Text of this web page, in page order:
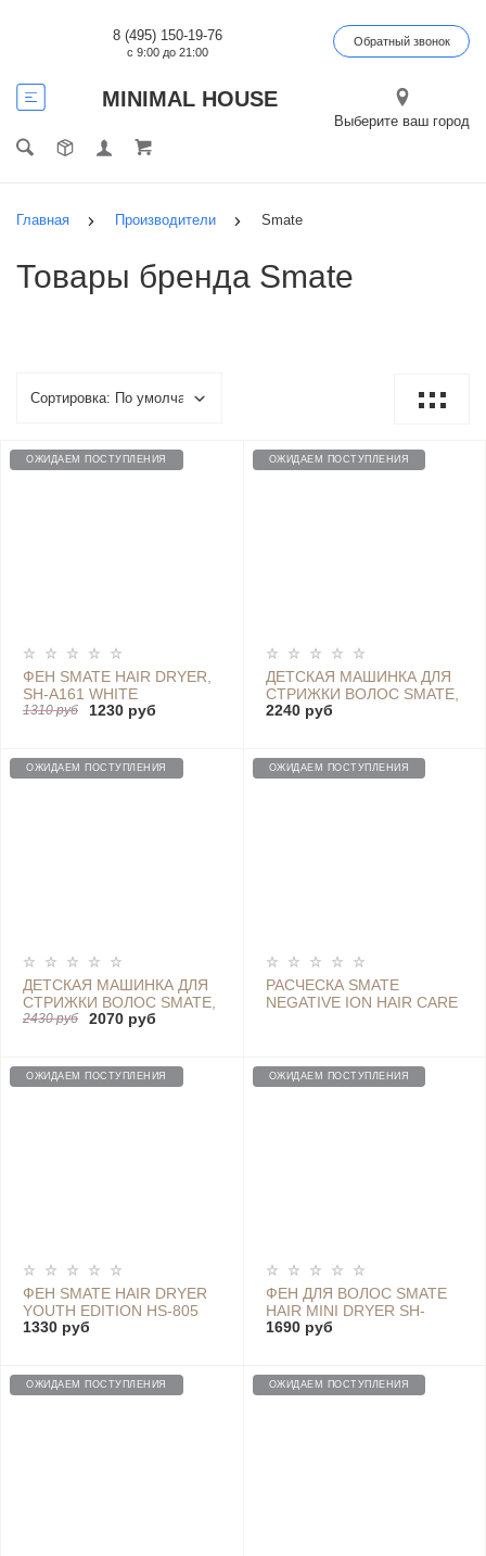
MINIMAL HOUSE
8 (495) 150-19-76
с 9:00 до 21:00
Обратный звонок
Выберите ваш город
Главная Производители Smate
Товары бренда Smate
ОЖИДАЕМ ПОСТУПЛЕНИЯ
ФЕН SMATE HAIR DRYER,
SH-A161 WHITE
1310 руб 1230 руб
ОЖИДАЕМ ПОСТУПЛЕНИЯ
ДЕТСКАЯ МАШИНКА ДЛЯ
СТРИЖКИ ВОЛОС SMATE,
WHITE - SH-EC32
2240 руб
ОЖИДАЕМ ПОСТУПЛЕНИЯ
ДЕТСКАЯ МАШИНКА ДЛЯ
СТРИЖКИ ВОЛОС SMATE,
WHITE BLUE - SH-EC31
2430 руб 2070 руб
ОЖИДАЕМ ПОСТУПЛЕНИЯ
РАСЧЕСКА SMATE
NEGATIVE ION HAIR CARE
ОЖИДАЕМ ПОСТУПЛЕНИЯ
ФЕН SMATE HAIR DRYER
YOUTH EDITION HS-805
(БЕЛЫЙ)
1330 руб
ОЖИДАЕМ ПОСТУПЛЕНИЯ
ФЕН ДЛЯ ВОЛОС SMATE
HAIR MINI DRYER SH-
A121, WHITE
1690 руб
ОЖИДАЕМ ПОСТУПЛЕНИЯ ОЖИДАЕМ ПОСТУПЛЕНИЯ